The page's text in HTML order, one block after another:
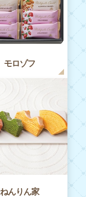
モロゾフ
ねんりん家